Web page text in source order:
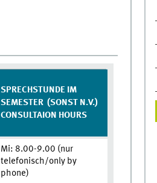
SPRECHSTUNDE IM
SEMESTER (SONST N.V.)
CONSULTAION HOURS
Mi: 8.00-9.00 (nur
telefonisch/only by
phone)